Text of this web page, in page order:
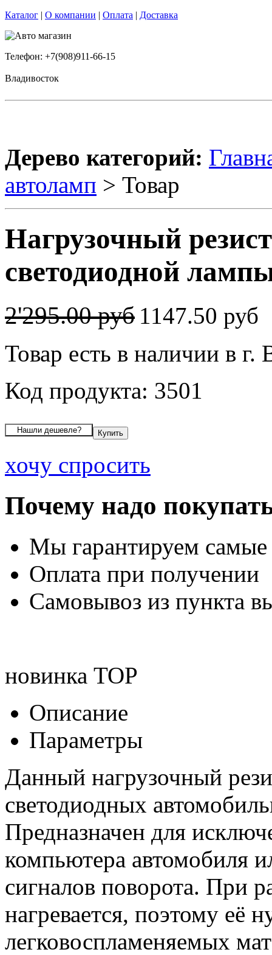
Каталог | О компании | Оплата | Доставка
Телефон: +7(908)911-66-15
Владивосток
Дерево категорий:
автоламп > Товар
Нагрузочный
светодиодной
2'295.00 руб 1147.50 руб
Товар есть в наличии в г.
Код продукта: 3501
хочу спросить
Почему надо
Мы гарантируем
Оплата при получении
Самовывоз из пункта
новинка TOP
Описание
Параметры
Данный нагрузочный
светодиодных
Предназначен для
компьютера автомобиля
сигналов поворота. При
нагревается, поэтому её
легковоспламеняемых